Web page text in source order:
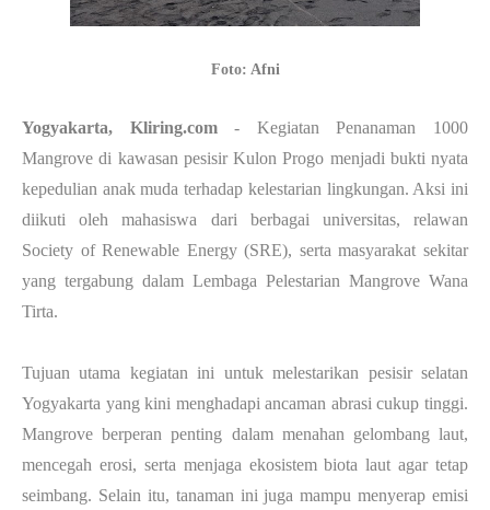
Foto: Afni
Yogyakarta, Kliring.com- Kegiatan Penanaman 1000
Mangrove di kawasan pesisir Kulon Progo menjadi bukti nyata
kepedulian anak muda terhadap kelestarian lingkungan. Aksi ini
diikuti oleh mahasiswa dari berbagai universitas, relawan
Society of Renewable Energy (SRE), serta masyarakat sekitar
yang tergabung dalam Lembaga Pelestarian Mangrove Wana
Tirta.
Tujuan utama kegiatan ini untuk melestarikan pesisir selatan
Yogyakarta yang kini menghadapi ancaman abrasi cukup tinggi.
Mangrove berperan penting dalam menahan gelombang laut,
mencegah erosi, serta menjaga ekosistem biota laut agar tetap
seimbang. Selain itu, tanaman ini juga mampu menyerap emisi